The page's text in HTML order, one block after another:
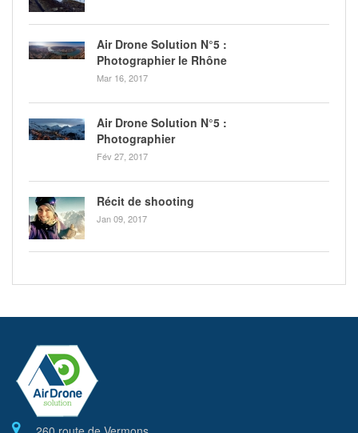
Air Drone Solution N°5 :
Photographier le Rhône
Mar 16, 2017
Air Drone Solution N°5 :
Photographier
Fév 27, 2017
Récit de shooting
Jan 09, 2017